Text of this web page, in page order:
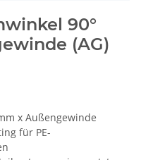
90°
(AG)
x Außengewinde
für PE-